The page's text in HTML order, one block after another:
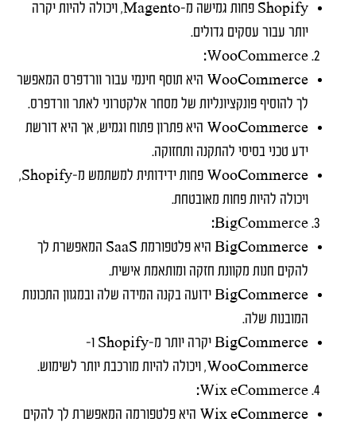
Shopify פחות גמישה מ-Magento, ויכולה להיות יקרה
יותר עבור עסקים גדולים.
WooCommerce:
WooCommerce היא תוסף חינמי עבור וורדפרס המאפשר
לך להוסיף פונקציונליות של מסחר אלקטרוני לאתר וורדפרס.
WooCommerce היא פתרון פתוח וגמיש, אך היא דורשת
ידע טכני בסיסי להתקנה ותחזוקה.
WooCommerce פחות ידידותית למשתמש מ-Shopify,
ויכולה להיות פחות מאובטחת.
BigCommerce:
BigCommerce היא פלטפורמת SaaS המאפשרת לך
להקים חנות מקוונת חזקה ומותאמת אישית.
BigCommerce ידועה בקנה המידה שלה ובמגוון התכונות
המובנות שלה.
BigCommerce יקרה יותר מ-Shopify ו-
WooCommerce, ויכולה להיות מורכבת יותר לשימוש.
Wix eCommerce:
Wix eCommerce היא פלטפורמה המאפשרת לך להקים